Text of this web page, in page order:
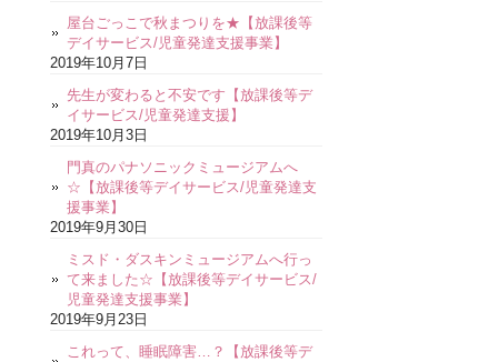
屋台ごっこで秋まつりを★【放課後等
デイサービス/児童発達支援事業】
2019年10月7日
先生が変わると不安です【放課後等デ
イサービス/児童発達支援】
2019年10月3日
門真のパナソニックミュージアムへ
☆【放課後等デイサービス/児童発達支
援事業】
2019年9月30日
ミスド・ダスキンミュージアムへ行っ
て来ました☆【放課後等デイサービス/
児童発達支援事業】
2019年9月23日
これって、睡眠障害…？【放課後等デ